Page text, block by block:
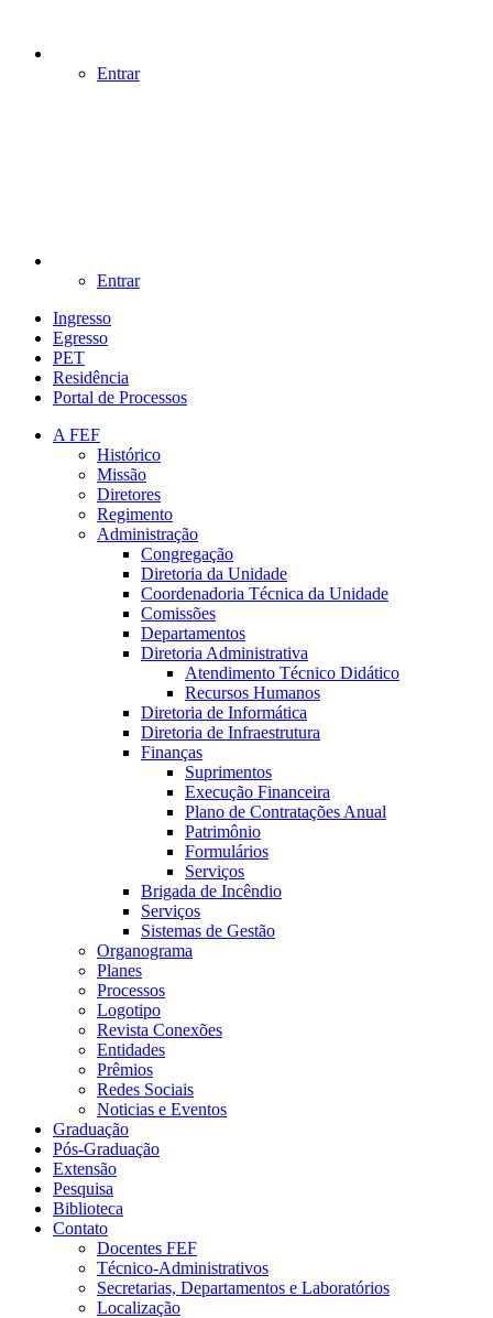
Entrar
Entrar
Ingresso
Egresso
PET
Residência
Portal de Processos
A FEF
Histórico
Missão
Diretores
Regimento
Administração
Congregação
Diretoria da Unidade
Coordenadoria Técnica da Unidade
Comissões
Departamentos
Diretoria Administrativa
Atendimento Técnico Didático
Recursos Humanos
Diretoria de Informática
Diretoria de Infraestrutura
Finanças
Suprimentos
Execução Financeira
Plano de Contratações Anual
Patrimônio
Formulários
Serviços
Brigada de Incêndio
Serviços
Sistemas de Gestão
Organograma
Planes
Processos
Logotipo
Revista Conexões
Entidades
Prêmios
Redes Sociais
Noticias e Eventos
Graduação
Pós-Graduação
Extensão
Pesquisa
Biblioteca
Contato
Docentes FEF
Técnico-Administrativos
Secretarias, Departamentos e Laboratórios
Localização